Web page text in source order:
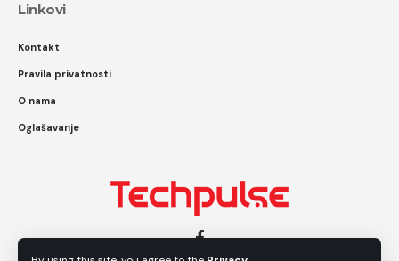
Linkovi
Kontakt
Pravila privatnosti
O nama
Oglašavanje